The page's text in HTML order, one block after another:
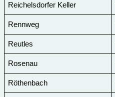
Reichelsdorfer Keller
Rennweg
Reutles
Rosenau
Röthenbach